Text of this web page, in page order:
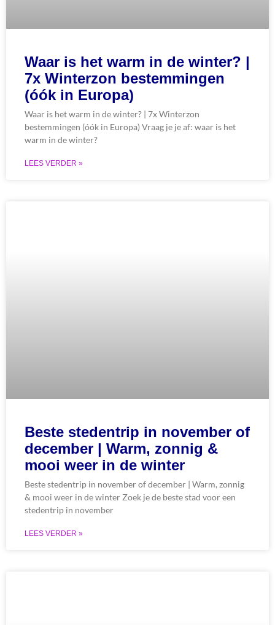
Waar is het warm in de winter? |
7x Winterzon bestemmingen
(óók in Europa)
Waar is het warm in de winter? | 7x Winterzon
bestemmingen (óók in Europa) Vraag je je af: waar is het
warm in de winter?
LEES VERDER »
Beste stedentrip in november of
december | Warm, zonnig &
mooi weer in de winter
Beste stedentrip in november of december | Warm, zonnig
& mooi weer in de winter Zoek je de beste stad voor een
stedentrip in november
LEES VERDER »